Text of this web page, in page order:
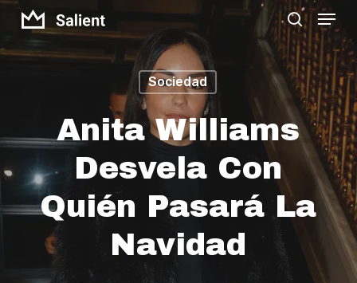
Skip
search
Menu
Sociedad
Anita Williams
Desvela Con
Quién Pasará La
Navidad
Close
Menu